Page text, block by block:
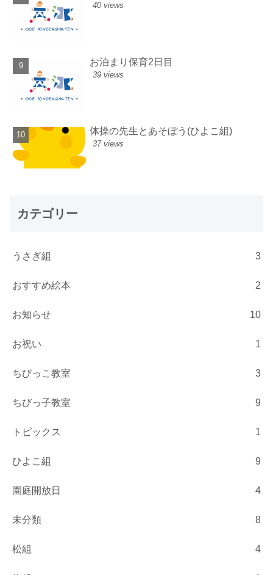
40 views
お泊まり保育2日目
39 views
体操の先生とあそぼう(ひよこ組)
37 views
カテゴリー
うさぎ組 3
おすすめ絵本 2
お知らせ 10
お祝い 1
ちびっこ教室 3
ちびっ子教室 9
トピックス 1
ひよこ組 9
園庭開放日 4
未分類 8
松組 4